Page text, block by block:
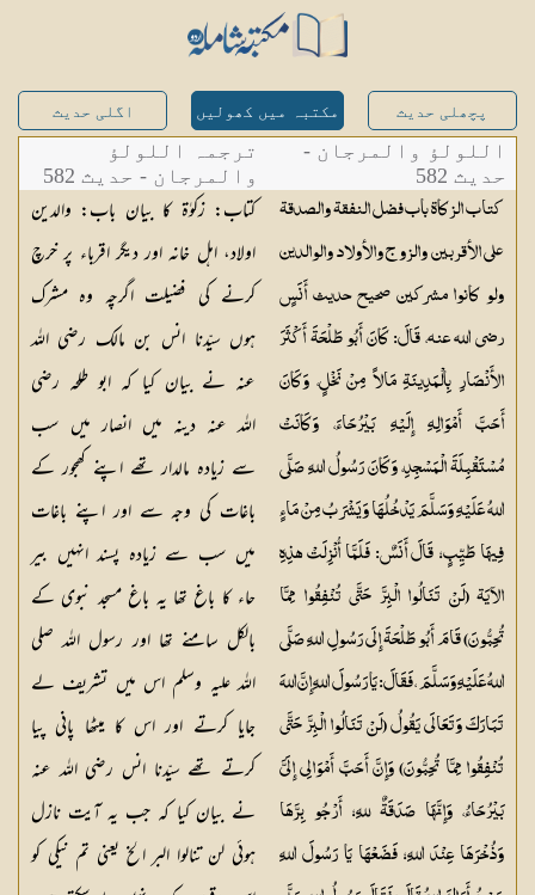
پچھلی حدیث مکتبہ میں کھولیں اگلی حدیث
اللولؤ والمرجان -
حدیث 582
كتاب الزكاة باب فضل النفقة والصدقة
على الأقربين والزوج والأولاد والوالدين
ولو كانوا مشركين صحيح حديث أَنَسٍ
رضي الله عنه، قَالَ: كَانَ أَبُو طَلْحَةَ أَكْثَرَ
الأَنْصَارِ بِالْمَدِينَةِ مَالاً مِنْ نَخْلٍ، وَكَانَ
أَحَبَّ أَمْوَالِهِ إِلَيْهِ بَيْرُحَاءَ، وَكَانَتْ
مُسْتَقْبِلَةَ الْمَسْجِدِ، وَكَانَ رَسُولُ اللهِ صَلَّى
اللهُ عَلَيْهِ وَسَلَّمَ يَدْخُلُهَا وَيَشْرَبُ مِنْ مَاءٍ
فِيهَا طَيِّبٍ؛ قَالَ أَنَسٌ: فَلَمَّا أُنْزِلَتْ هذِهِ
الآيَة (لَنْ تَنَالُوا الْبِرَّ حَتَّى تُنْفِقُوا مِمَّا
تُحِبُّونَ) قَامَ أَبُو طَلْحَةَ إِلَى رَسُولِ اللهِ صَلَّى
اللهُ عَلَيْهِ وَسَلَّمَ ، فَقَالَ: يَا رَسُولَ اللهِ إِنَّ اللهَ
تَبَارَكَ وَتَعَالَى يَقُولُ (لَنْ تَنَالُوا الْبِرَّ حَتَّى
تُنْفِقُوا مِمَّا تُحِبُّونَ) وَإِنَّ أَحَبَّ أَمْوَالِي إِلَيَّ
بَيْرُحَاءُ، وَإِنَّهَا صَدَقَةٌ للهِ؛ أَرْجُو بِرَّهَا
وَذُخْرَهَا عِنْدَ اللهِ؛ فَضَعْهَا يَا رَسُولَ اللهِ
ترجمہ اللولؤ
والمرجان - حدیث 582
کتاب: زکوٰۃ کا بیان باب: والدین
اولاد، اہل خانہ اور دیگر اقرباء پر خرچ
کرنے کی فضیلت اگرچہ وہ مشرک
ہوں سیّدنا انس بن مالک رضی اللہ
عنہ نے بیان کیا کہ ابو طلحہ رضی
اللہ عنہ دینہ میں انصار میں سب
سے زیادہ مالدار تھے اپنے کھجور کے
باغات کی وجہ سے اور اپنے باغات
میں سب سے زیادہ پسند انہیں بیر
حاء کا باغ تھا یہ باغ مسجد نبوی کے
بالکل سامنے تھا اور رسول اللہ صلی
اللہ علیہ وسلم اس میں تشریف لے
جایا کرتے اور اس کا میٹھا پانی پیا
کرتے تھے سیّدنا انس رضی اللہ عنہ
نے بیان کیا کہ جب یہ آیت نازل
ہوئی لن تنالوا البر الخ یعنی تم نیکی کو